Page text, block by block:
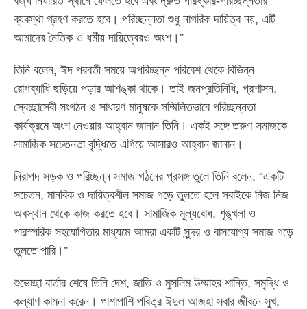
ব্যবস্থা গ্রহণ করতে হবে। পরিচ্ছন্নতা শুধু নাগরিক দায়িত্ব নয়, এটি
আমাদের নৈতিক ও ধর্মীয় দায়িত্বেরও অংশ।”
তিনি বলেন, ঈদ পরবর্তী সময়ে অপরিচ্ছন্ন পরিবেশ থেকে বিভিন্ন
রোগব্যাধি ছড়িয়ে পড়ার আশঙ্কা থাকে। তাই জনপ্রতিনিধি, প্রশাসন,
স্বেচ্ছাসেবী সংগঠন ও সাধারণ মানুষকে সম্মিলিতভাবে পরিচ্ছন্নতা
কার্যক্রমে অংশ নেওয়ার আহ্বান জানান তিনি। একই সঙ্গে তরুণ সমাজকে
সামাজিক সচেতনতা বৃদ্ধিতে এগিয়ে আসারও আহ্বান জানান।
নিরাপদ সড়ক ও পরিচ্ছন্ন সমাজ গঠনের প্রসঙ্গ তুলে তিনি বলেন, “একটি
সচেতন, মানবিক ও দায়িত্বশীল সমাজ গড়ে তুলতে হলে সবাইকে নিজ নিজ
অবস্থান থেকে কাজ করতে হবে। সামাজিক মূল্যবোধ, শৃঙ্খলা ও
পারস্পরিক সহযোগিতার মাধ্যমে আমরা একটি সুন্দর ও বাসযোগ্য সমাজ গড়ে
তুলতে পারি।”
শুভেচ্ছা বার্তার শেষে তিনি দেশ, জাতি ও মুসলিম উম্মাহর শান্তি, সমৃদ্ধি ও
কল্যাণ কামনা করেন। পাশাপাশি পবিত্র ঈদুল আজহা সবার জীবনে সুখ,